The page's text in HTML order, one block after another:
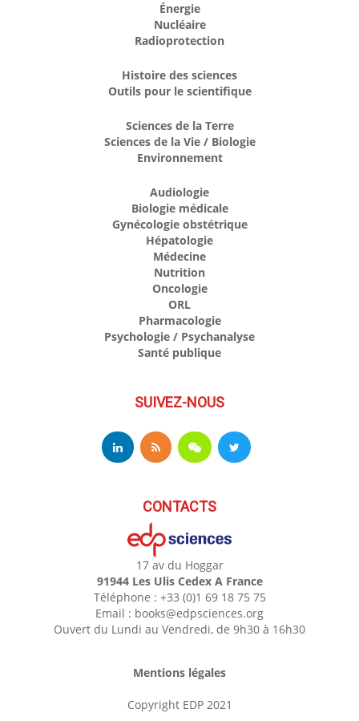
Énergie
Nucléaire
Radioprotection
Histoire des sciences
Outils pour le scientifique
Sciences de la Terre
Sciences de la Vie / Biologie
Environnement
Audiologie
Biologie médicale
Gynécologie obstétrique
Hépatologie
Médecine
Nutrition
Oncologie
ORL
Pharmacologie
Psychologie / Psychanalyse
Santé publique
SUIVEZ-NOUS
CONTACTS
17 av du Hoggar
91944 Les Ulis Cedex A France
Téléphone : +33 (0)1 69 18 75 75
Email : books@edpsciences.org
Ouvert du Lundi au Vendredi, de 9h30 à 16h30
Mentions légales
Copyright EDP 2021